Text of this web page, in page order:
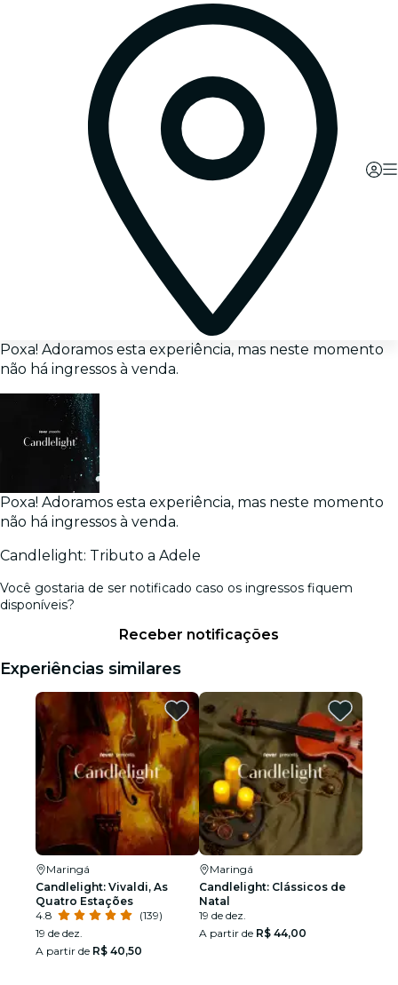
Poxa! Adoramos esta experiência, mas neste momento
não há ingressos à venda.
Poxa! Adoramos esta experiência, mas neste momento
não há ingressos à venda.
Candlelight: Tributo a Adele
Você gostaria de ser notificado caso os ingressos fiquem
disponíveis?
Receber notificações
Experiências similares
Maringá
Candlelight: Vivaldi, As
Quatro Estações
4.8
(139)
19 de dez.
A partir de R$ 40,50
Maringá
Candlelight: Clássicos de
Natal
19 de dez.
A partir de R$ 44,00